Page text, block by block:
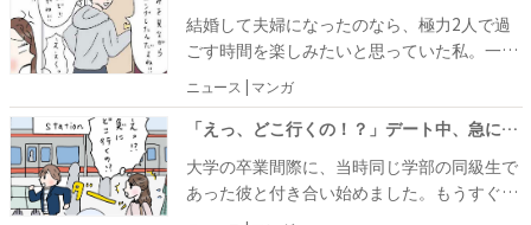
点があって……！？
結婚して夫婦になったのなら、極力2人で過
ごす時間を楽しみたいと思っていた私。一方
の夫は、自分の時間をとても大切にするタイ
プ。趣味の時間が最優先で、自分のやりたい
ことが終わってから2人の予定に移る、とい
うことがほとんどでした。そんな夫と新婚旅
行でヨーロッパに行ったときに、事件は起こ
ったのです……。
ニュース | マンガ
「えっ、どこ行くの！？」デート中、急に私を置いて走り出した彼。その先にいたのは？
大学の卒業間際に、当時同じ学部の同級生で
あった彼と付き合い始めました。もうすぐ社
会人になるし、結婚も意識しないといけない